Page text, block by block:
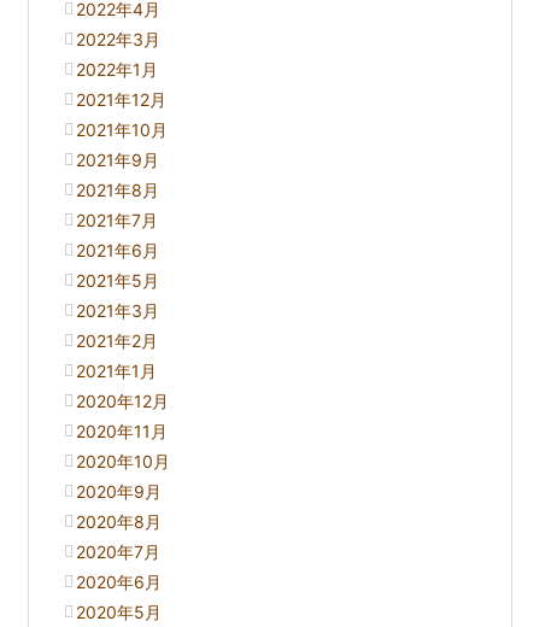
2022年4月
2022年3月
2022年1月
2021年12月
2021年10月
2021年9月
2021年8月
2021年7月
2021年6月
2021年5月
2021年3月
2021年2月
2021年1月
2020年12月
2020年11月
2020年10月
2020年9月
2020年8月
2020年7月
2020年6月
2020年5月